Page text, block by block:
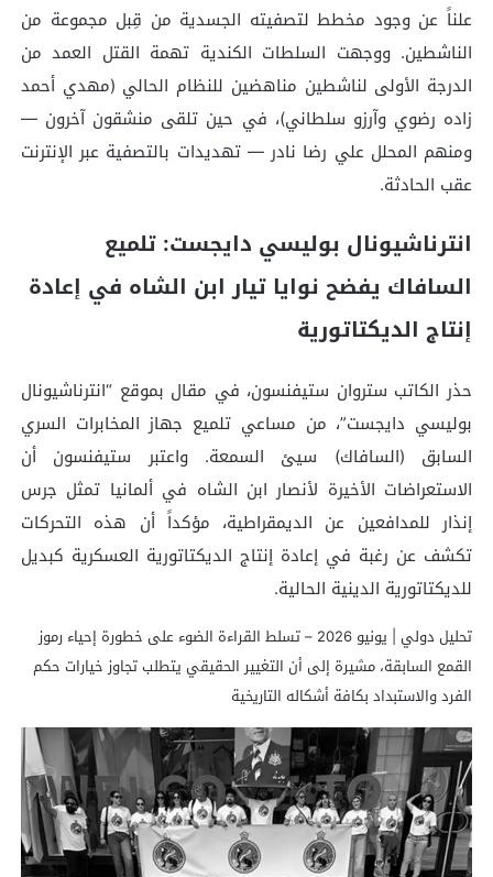
علناً عن وجود مخطط لتصفيته الجسدية من قِبل مجموعة من
الناشطين. ووجهت السلطات الكندية تهمة القتل العمد من
الدرجة الأولى لناشطين مناهضين للنظام الحالي (مهدي أحمد
زاده رضوي وآرزو سلطاني)، في حين تلقى منشقون آخرون —
ومنهم المحلل علي رضا نادر — تهديدات بالتصفية عبر الإنترنت
عقب الحادثة.
انترناشيونال بوليسي دايجست: تلميع
السافاك يفضح نوايا تيار ابن الشاه في إعادة
إنتاج الديكتاتورية
حذر الكاتب ستروان ستيفنسون، في مقال بموقع “انترناشيونال
بوليسي دايجست”، من مساعي تلميع جهاز المخابرات السري
السابق (السافاك) سيئ السمعة. واعتبر ستيفنسون أن
الاستعراضات الأخيرة لأنصار ابن الشاه في ألمانيا تمثل جرس
إنذار للمدافعين عن الديمقراطية، مؤكداً أن هذه التحركات
تكشف عن رغبة في إعادة إنتاج الديكتاتورية العسكرية كبديل
للديكتاتورية الدينية الحالية.
تحليل دولي | يونيو 2026 – تسلط القراءة الضوء على خطورة إحياء رموز
القمع السابقة، مشيرة إلى أن التغيير الحقيقي يتطلب تجاوز خيارات حكم
الفرد والاستبداد بكافة أشكاله التاريخية